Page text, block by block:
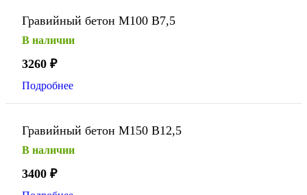
Гравийный бетон М100 В7,5
В наличии
3260 ₽
Подробнее
Гравийный бетон М150 В12,5
В наличии
3400 ₽